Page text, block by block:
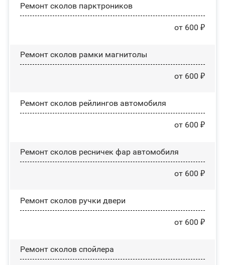
Ремонт сколов парктроников
от 600 ₽
Ремонт сколов рамки магнитолы
от 600 ₽
Ремонт сколов рейлингов автомобиля
от 600 ₽
Ремонт сколов ресничек фар автомобиля
от 600 ₽
Ремонт сколов ручки двери
от 600 ₽
Ремонт сколов спойлера